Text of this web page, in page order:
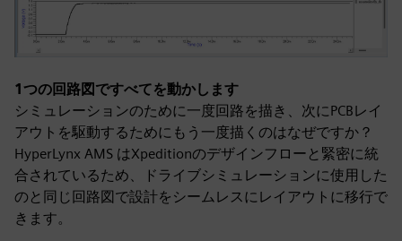
1つの回路図ですべてを動かします
シミュレーションのために一度回路を描き、次にPCBレイ
アウトを駆動するためにもう一度描くのはなぜですか？
HyperLynx AMS はXpeditionのデザインフローと緊密に統
合されているため、ドライブシミュレーションに使用した
のと同じ回路図で設計をシームレスにレイアウトに移行で
きます。